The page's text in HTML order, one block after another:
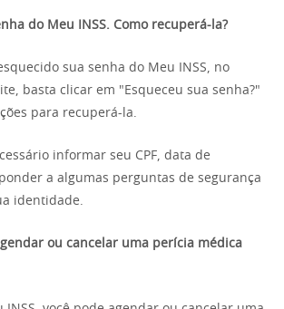
do Meu INSS. Como recuperá-la?
sua senha do Meu INSS, no
basta clicar em "Esqueceu sua senha?"
para recuperá-la.
informar seu CPF, data de
a algumas perguntas de segurança
identidade.
ou cancelar uma perícia médica